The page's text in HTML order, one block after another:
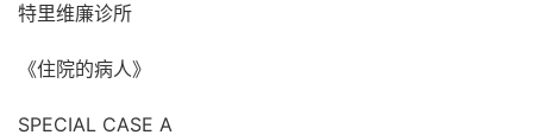
特里维廉诊所
《住院的病人》
SPECIAL CASE A